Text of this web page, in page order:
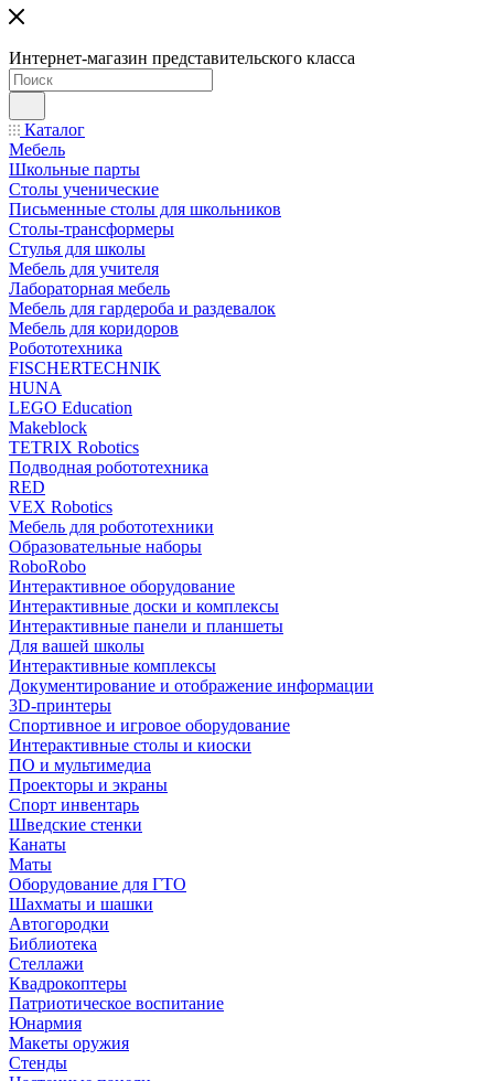
Интернет-магазин представительского класса
Каталог
Мебель
Школьные парты
Столы ученические
Письменные столы для школьников
Столы-трансформеры
Стулья для школы
Мебель для учителя
Лабораторная мебель
Мебель для гардероба и раздевалок
Мебель для коридоров
Робототехника
FISCHERTECHNIK
HUNA
LEGO Education
Makeblock
TETRIX Robotics
Подводная робототехника
RED
VEX Robotics
Мебель для робототехники
Образовательные наборы
RoboRobo
Интерактивное оборудование
Интерактивные доски и комплексы
Интерактивные панели и планшеты
Для вашей школы
Интерактивные комплексы
Документирование и отображение информации
3D-принтеры
Спортивное и игровое оборудование
Интерактивные столы и киоски
ПО и мультимедиа
Проекторы и экраны
Спорт инвентарь
Шведские стенки
Канаты
Маты
Оборудование для ГТО
Шахматы и шашки
Автогородки
Библиотека
Стеллажи
Квадрокоптеры
Патриотическое воспитание
Юнармия
Макеты оружия
Стенды